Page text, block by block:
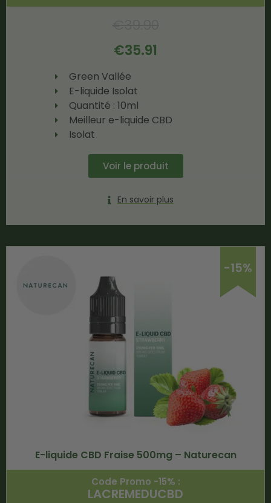
€35.91
Green Vallée
E-liquide Isolat
Quantité : 10ml
Meilleur e-liquide CBD
Isolat
Voir le produit
En savoir plus
-15%
E-liquide CBD Fraise 500mg – Naturecan
Code Promo -15% :
LACREMEDUCBD